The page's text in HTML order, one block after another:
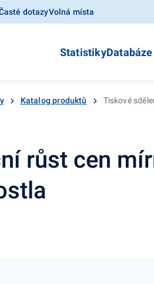
dotazyVolná místa
Statistiky
Katalog produktů Tiskové
růst cen